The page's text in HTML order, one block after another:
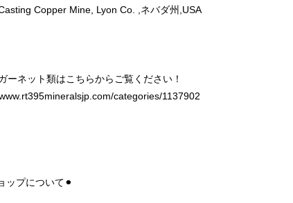
Copper Mine, Lyon Co. ,ネバダ州,USA
ーネット類はこちらからご覧ください！
categories/1137902
ップについて⚫︎